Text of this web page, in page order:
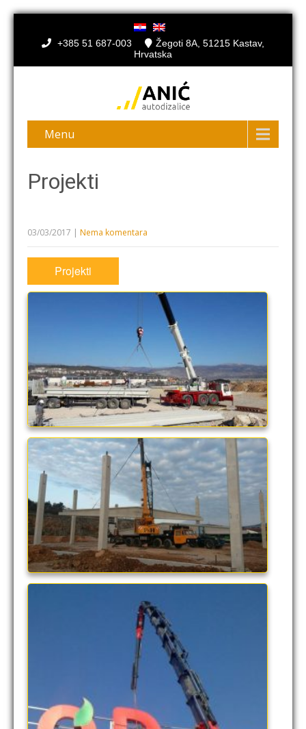
+385 51 687-003
Žegoti 8A, 51215 Kastav,
Hrvatska
Menu
Projekti
03/03/2017 | Nema komentara
Projekti